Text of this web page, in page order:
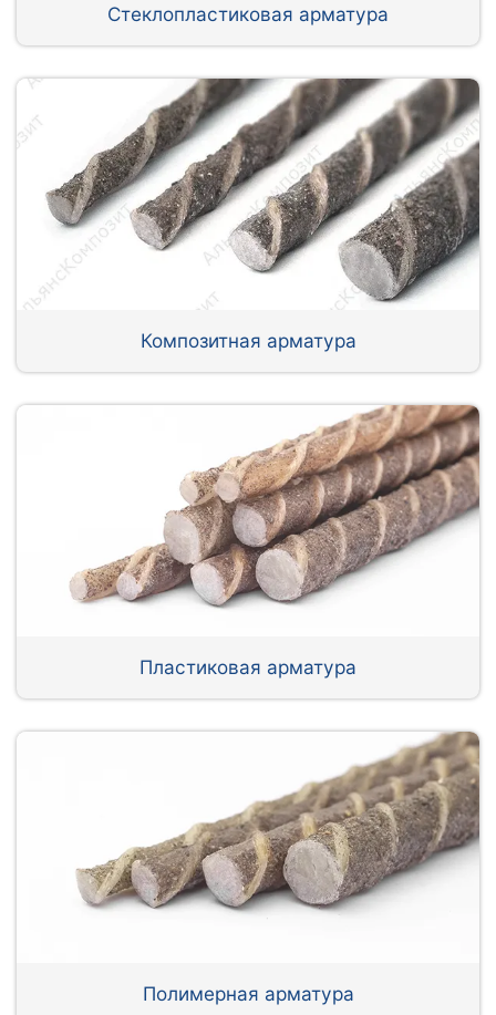
Стеклопластиковая арматура
Композитная арматура
Пластиковая арматура
Полимерная арматура